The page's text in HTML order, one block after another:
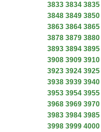
3833 3834 3835
3848 3849 3850
3863 3864 3865
3878 3879 3880
3893 3894 3895
3908 3909 3910
3923 3924 3925
3938 3939 3940
3953 3954 3955
3968 3969 3970
3983 3984 3985
3998 3999 4000